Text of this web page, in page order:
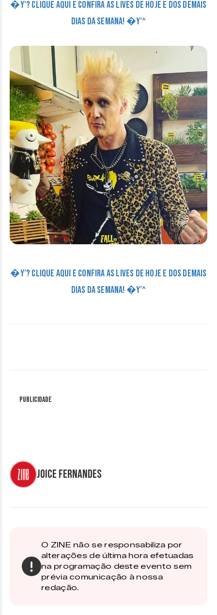
�Y’? CLIQUE AQUI E CONFIRA AS LIVES DE HOJE E DOS DEMAIS
DIAS DA SEMANA! �Y’^
�Y’? CLIQUE AQUI E CONFIRA AS LIVES DE HOJE E DOS DEMAIS
DIAS DA SEMANA! �Y’^
Publicidade
Joice Fernandes
O ZINE não se responsabiliza por
alterações de última hora efetuadas
na programação deste evento sem
prévia comunicação à nossa
redação.